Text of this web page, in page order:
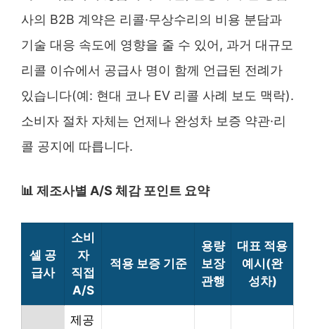
사의 B2B 계약은 리콜·무상수리의 비용 분담과
기술 대응 속도에 영향을 줄 수 있어, 과거 대규모
리콜 이슈에서 공급사 명이 함께 언급된 전례가
있습니다(예: 현대 코나 EV 리콜 사례 보도 맥락).
소비자 절차 자체는 언제나 완성차 보증 약관·리
콜 공지에 따릅니다.
📊 제조사별 A/S 체감 포인트 요약
셀 공
급사
소비
자
직접
A/S
적용 보증 기준
용량
보장
관행
대표 적용
예시(완
성차)
제공